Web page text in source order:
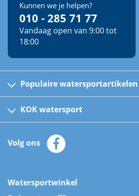
Kunnen we je helpen?
010 - 285 71 77
Vandaag open van 9:00 tot
18:00
Populaire watersportartikelen
Kinder reddingsvesten
Automatische reddingsvesten
Zeilkleding
Zonnepanelen
AIS transponders
KOK watersport
Klantenservice
Merken
Volg ons
Watersportwinkel